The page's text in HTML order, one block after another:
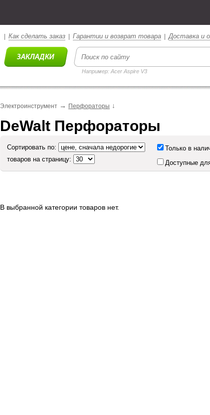
Как сделать заказ Гарантии и возврат товара |Доставка и
Например: Acer Aspire V3
Электроинструмент → Перфораторы ↓
DeWalt Перфораторы
Сортировать по:
товаров на страницу:
Только в
Доступные
В выбранной категории товаров нет.